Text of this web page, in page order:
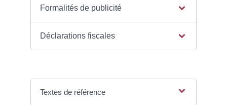
Formalités de publicité
Déclarations fiscales
Textes de référence